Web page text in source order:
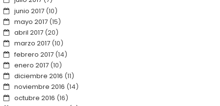
junio 2017(10)
mayo 2017(15)
abril 2017(20)
marzo 2017(10)
febrero 2017(14)
enero 2017(10)
diciembre 2016 (11)
noviembre 2016 (14)
octubre 2016 (16)